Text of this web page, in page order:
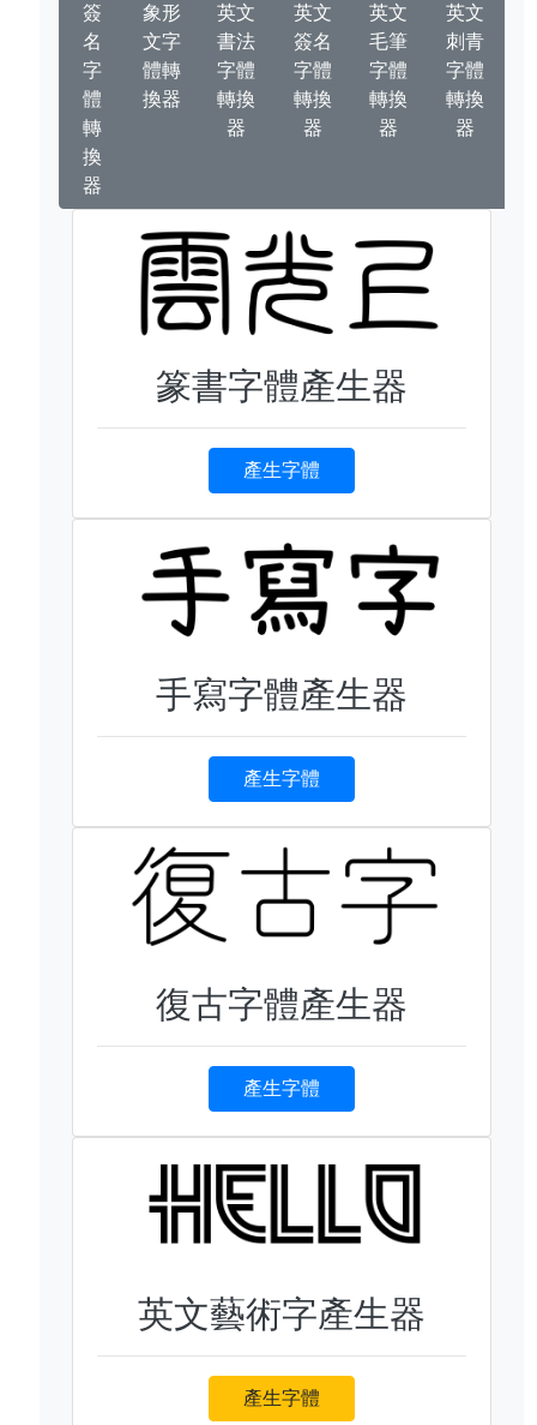
簽
名
字
體
轉
換
器
象形
文字
體轉
換器
英文
書法
字體
轉換
器
英文
簽名
字體
轉換
器
英文
毛筆
字體
轉換
器
英文
刺青
字體
轉換
器
篆書字體產生器
產生字體
手寫字體產生器
產生字體
復古字體產生器
產生字體
英文藝術字產生器
產生字體